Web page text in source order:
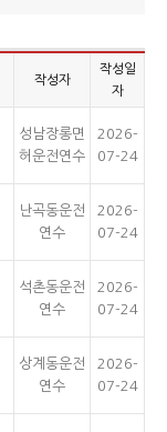
작성자
작성일
자
성남장롱면
허운전연수
2026-
07-24
난곡동운전
연수
2026-
07-24
석촌동운전
연수
2026-
07-24
상계동운전
연수
2026-
07-24